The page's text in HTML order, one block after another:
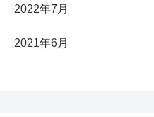
2022年7月
2021年6月